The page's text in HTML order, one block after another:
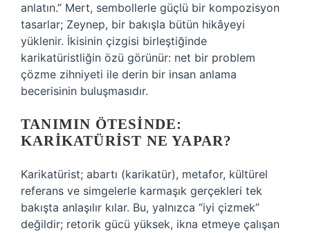
anlatın.” Mert, sembollerle güçlü bir kompozisyon
tasarlar; Zeynep, bir bakışla bütün hikâyeyi
yüklenir. İkisinin çizgisi birleştiğinde
karikatüristliğin özü görünür: net bir problem
çözme zihniyeti ile derin bir insan anlama
becerisinin buluşmasıdır.
TANIMIN ÖTESINDE:
KARIKATÜRIST NE YAPAR?
Karikatürist; abartı (karikatür), metafor, kültürel
referans ve simgelerle karmaşık gerçekleri tek
bakışta anlaşılır kılar. Bu, yalnızca “iyi çizmek”
değildir; retorik gücü yüksek, ikna etmeye çalışan